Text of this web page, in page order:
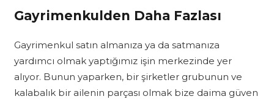
Gayrimenkulden Daha Fazlası
Gayrimenkul satın almanıza ya da satmanıza
yardımcı olmak yaptığımız işin merkezinde yer
alıyor. Bunun yaparken, bir şirketler grubunun ve
kalabalık bir ailenin parçası olmak bize daima güven